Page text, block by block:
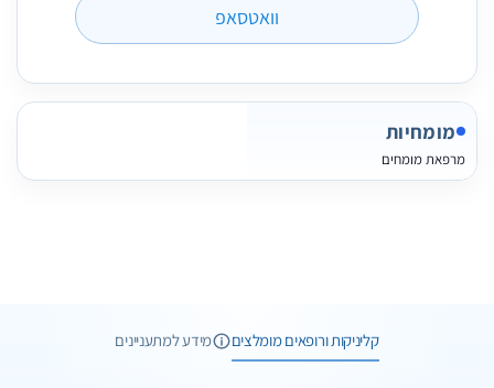
וואטסאפ
מומחיות
מרפאת מומחים
קליניקות ורופאים מומלצים מידע למתעניינים
2 תמונות